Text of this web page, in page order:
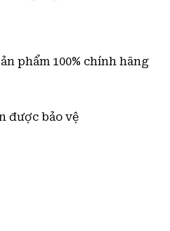
phẩm 100% chính hãng
được bảo vệ